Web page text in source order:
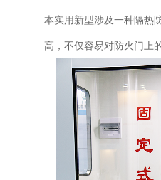
本实用新型涉及一种隔热
高，不仅容易对防火门上